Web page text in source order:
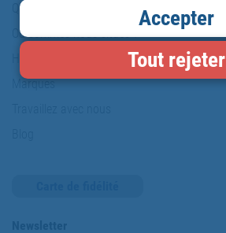
Qui sommes-nous
Où sommes-nous situés ?
Marques
Accepter
Tout rejeter